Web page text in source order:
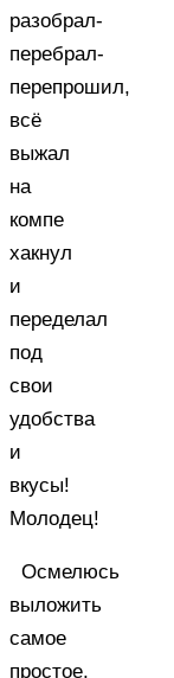
разобрал-
перебрал-
перепрошил,
всё
выжал
на
компе
хакнул
и
переделал
под
свои
удобства
и
вкусы!
Молодец!
Осмелюсь
выложить
самое
простое,